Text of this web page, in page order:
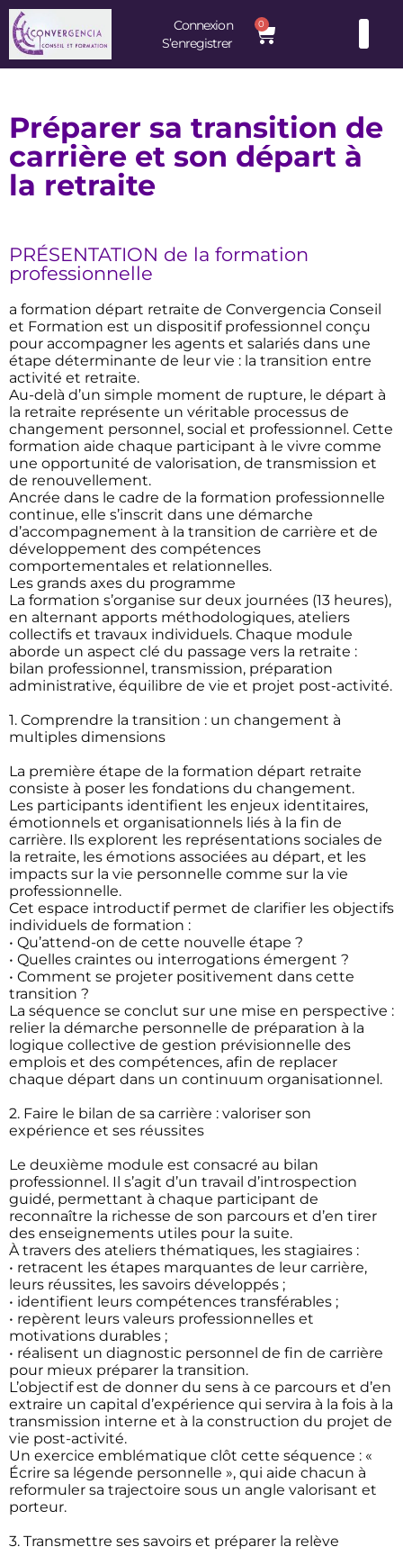
Connexion
S’enregistrer
0
Préparer sa transition de
carrière et son départ à
la retraite
PRÉSENTATION de la formation
professionnelle
a formation départ retraite de Convergencia Conseil
et Formation est un dispositif professionnel conçu
pour accompagner les agents et salariés dans une
étape déterminante de leur vie : la transition entre
activité et retraite.
Au-delà d’un simple moment de rupture, le départ à
la retraite représente un véritable processus de
changement personnel, social et professionnel. Cette
formation aide chaque participant à le vivre comme
une opportunité de valorisation, de transmission et
de renouvellement.
Ancrée dans le cadre de la formation professionnelle
continue, elle s’inscrit dans une démarche
d’accompagnement à la transition de carrière et de
développement des compétences
comportementales et relationnelles.
Les grands axes du programme
La formation s’organise sur deux journées (13 heures),
en alternant apports méthodologiques, ateliers
collectifs et travaux individuels. Chaque module
aborde un aspect clé du passage vers la retraite :
bilan professionnel, transmission, préparation
administrative, équilibre de vie et projet post-activité.
1. Comprendre la transition : un changement à
multiples dimensions
La première étape de la formation départ retraite
consiste à poser les fondations du changement.
Les participants identifient les enjeux identitaires,
émotionnels et organisationnels liés à la fin de
carrière. Ils explorent les représentations sociales de
la retraite, les émotions associées au départ, et les
impacts sur la vie personnelle comme sur la vie
professionnelle.
Cet espace introductif permet de clarifier les objectifs
individuels de formation :
• Qu’attend-on de cette nouvelle étape ?
• Quelles craintes ou interrogations émergent ?
• Comment se projeter positivement dans cette
transition ?
La séquence se conclut sur une mise en perspective :
relier la démarche personnelle de préparation à la
logique collective de gestion prévisionnelle des
emplois et des compétences, afin de replacer
chaque départ dans un continuum organisationnel.
2. Faire le bilan de sa carrière : valoriser son
expérience et ses réussites
Le deuxième module est consacré au bilan
professionnel. Il s’agit d’un travail d’introspection
guidé, permettant à chaque participant de
reconnaître la richesse de son parcours et d’en tirer
des enseignements utiles pour la suite.
À travers des ateliers thématiques, les stagiaires :
• retracent les étapes marquantes de leur carrière,
leurs réussites, les savoirs développés ;
• identifient leurs compétences transférables ;
• repèrent leurs valeurs professionnelles et
motivations durables ;
• réalisent un diagnostic personnel de fin de carrière
pour mieux préparer la transition.
L’objectif est de donner du sens à ce parcours et d’en
extraire un capital d’expérience qui servira à la fois à la
transmission interne et à la construction du projet de
vie post-activité.
Un exercice emblématique clôt cette séquence : «
Écrire sa légende personnelle », qui aide chacun à
reformuler sa trajectoire sous un angle valorisant et
porteur.
3. Transmettre ses savoirs et préparer la relève